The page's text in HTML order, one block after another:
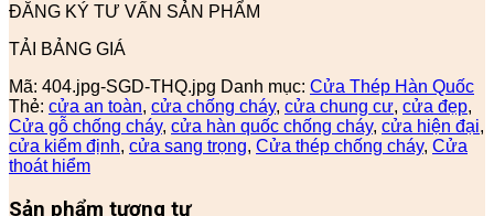
ĐĂNG KÝ TƯ VẤN SẢN PHẨM
TẢI BẢNG GIÁ
Mã: 404.jpg-SGD-THQ.jpg Danh mục: Cửa Thép Hàn Quốc
Thẻ: cửa an toàn, cửa chống cháy, cửa chung cư, cửa đẹp,
Cửa gỗ chống cháy, cửa hàn quốc chống cháy, cửa hiện đại,
cửa kiểm định, cửa sang trọng, Cửa thép chống cháy, Cửa
thoát hiểm
Sản phẩm tương tự